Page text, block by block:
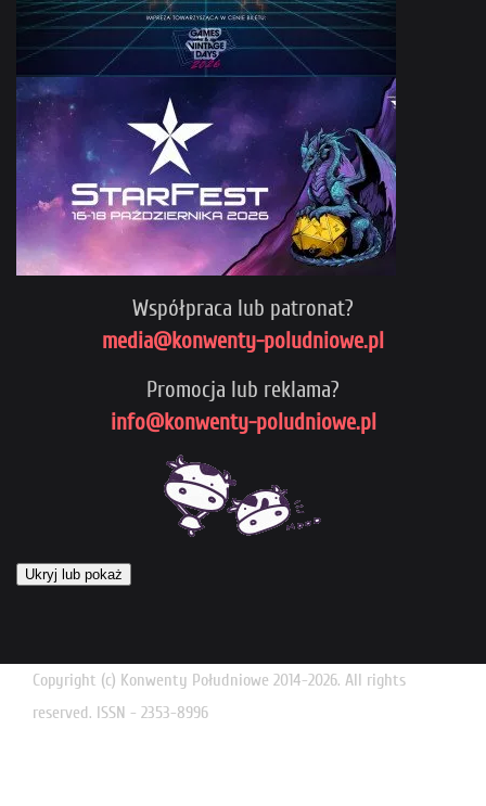
Współpraca lub patronat?
media@konwenty-poludniowe.pl
Promocja lub reklama?
info@konwenty-poludniowe.pl
Ukryj lub pokaż
Copyright (c) Konwenty Południowe 2014-2026. All rights
reserved. ISSN - 2353-8996